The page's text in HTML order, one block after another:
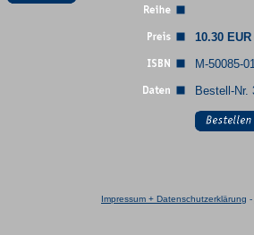
10.30 EUR
M-50085-
Bestell-Nr.
Impressum + Datenschutzerklärung -